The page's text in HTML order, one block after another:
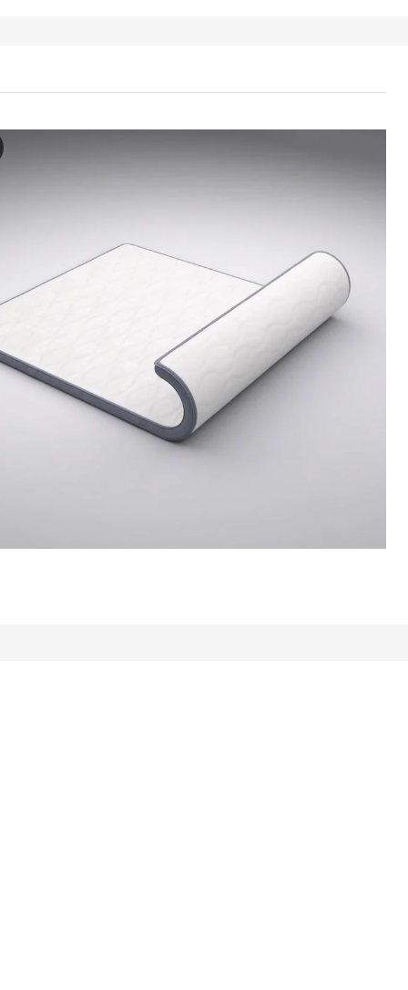
muestra un colchón de muelles ensacados VÅGSTRANDA,
Colchón de muelles ensacados, firme/azul claro, 90x200 cm